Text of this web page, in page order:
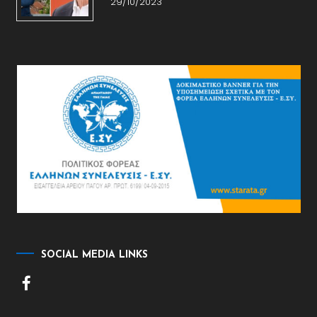
SOCIAL MEDIA LINKS